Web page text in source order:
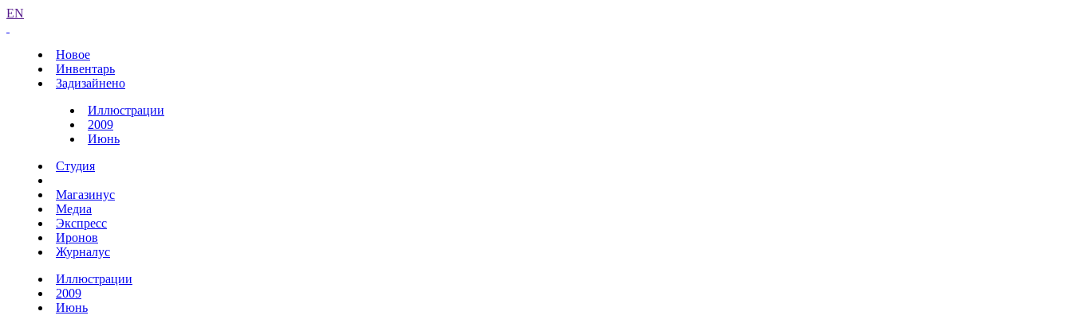
EN
Новое
Инвентарь
Задизайнено
Иллюстрации
2009
Июнь
Студия
Магазинус
Медиа
Экспресс
Иронов
Журналус
Иллюстрации
2009
Июнь